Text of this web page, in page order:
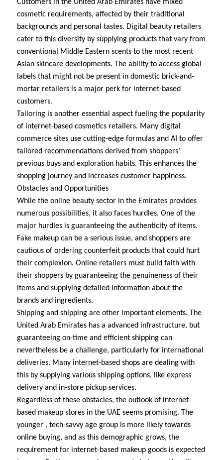
Customers in the United Arab Emirates have mixed
cosmetic requirements, affected by their traditional
backgrounds and personal tastes. Digital beauty retailers
cater to this diversity by supplying products that vary from
conventional Middle Eastern scents to the most recent
Asian skincare developments. The ability to access global
labels that might not be present in domestic brick-and-
mortar retailers is a major perk for internet-based
customers.
Tailoring is another essential aspect fueling the popularity
of internet-based cosmetics retailers. Many digital
commerce sites use cutting-edge formulas and AI to offer
tailored recommendations derived from shoppers’
previous buys and exploration habits. This enhances the
shopping journey and increases customer happiness.
Obstacles and Opportunities
While the online beauty sector in the Emirates provides
numerous possibilities, it also faces hurdles. One of the
major hurdles is guaranteeing the authenticity of items.
Fake makeup can be a serious issue, and shoppers are
cautious of ordering counterfeit products that could hurt
their complexion. Online retailers must build faith with
their shoppers by guaranteeing the genuineness of their
items and supplying detailed information about the
brands and ingredients.
Shipping and shipping are other important elements. The
United Arab Emirates has a advanced infrastructure, but
guaranteeing on-time and efficient shipping can
nevertheless be a challenge, particularly for international
deliveries. Many internet-based shops are dealing with
this by supplying various shipping options, like express
delivery and in-store pickup services.
Regardless of these obstacles, the outlook of internet-
based makeup stores in the UAE seems promising. The
younger , tech-savvy age group is more likely towards
online buying, and as this demographic grows, the
requirement for internet-based makeup goods is expected